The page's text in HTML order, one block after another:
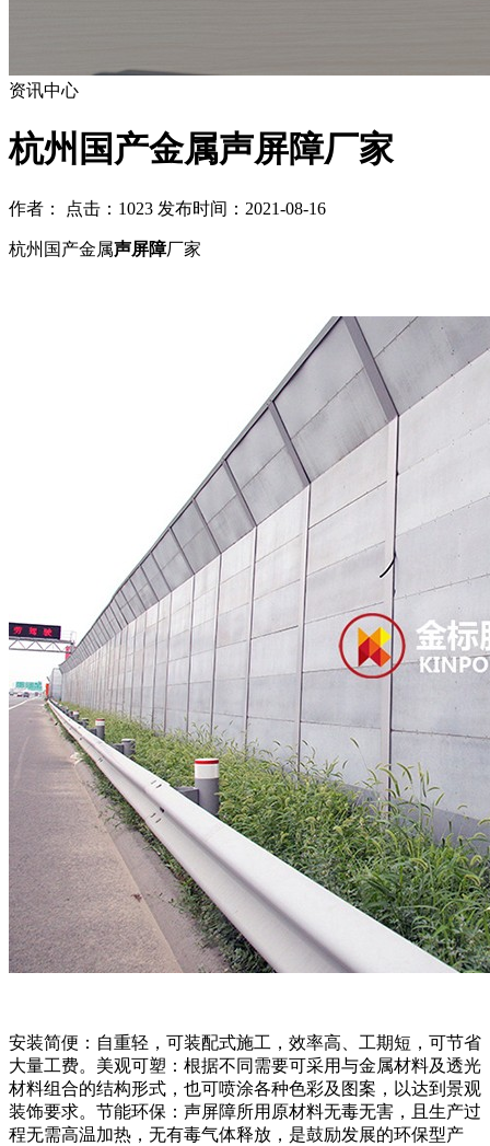
资讯中心
杭州国产金属声屏障厂家
作者： 点击：1023 发布时间：2021-08-16
杭州国产金属声屏障厂家
安装简便：自重轻，可装配式施工，效率高、工期短，可节省
大量工费。美观可塑：根据不同需要可采用与金属材料及透光
材料组合的结构形式，也可喷涂各种色彩及图案，以达到景观
装饰要求。节能环保：声屏障所用原材料无毒无害，且生产过
程无需高温加热，无有毒气体释放，是鼓励发展的环保型产